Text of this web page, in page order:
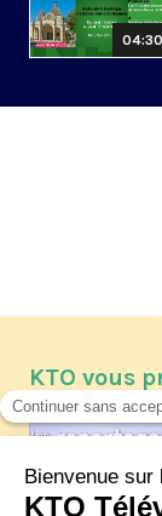
04:30
KTO vous